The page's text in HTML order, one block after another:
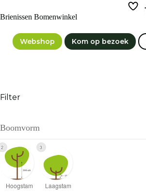
naar
de
Brienissen Bomenwinkel
Webshop Kom op bezoek
Filter
Boomvorm
2 3